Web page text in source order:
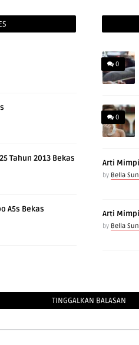
Tahun 2013 Bekas
A5s Bekas
0
0
Arti
by Bella
Arti
by Bella
TINGGALKAN BALASAN